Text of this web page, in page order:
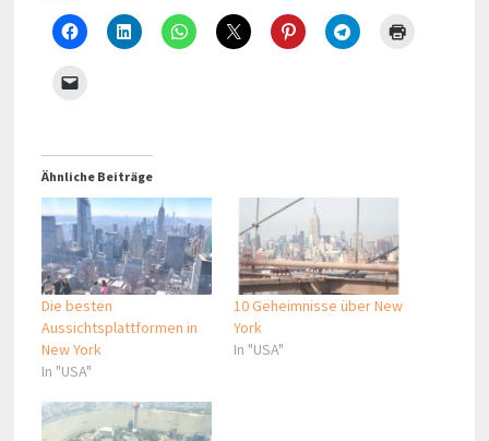
Ähnliche Beiträge
Die besten
Aussichtsplattformen in
New York
In "USA"
10 Geheimnisse über New
York
In "USA"